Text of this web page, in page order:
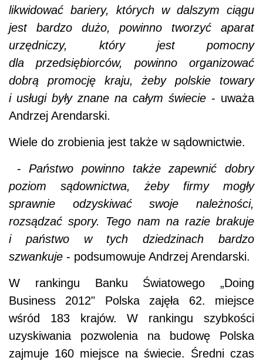
likwidować bariery, których w dalszym ciągu
jest bardzo dużo, powinno tworzyć aparat
urzędniczy, który jest pomocny
dla przedsiębiorców, powinno organizować
dobrą promocję kraju, żeby polskie towary
i usługi były znane na całym świecie - uważa
Andrzej Arendarski.
Wiele do zrobienia jest także w sądownictwie.
-Państwo powinno także zapewnić dobry
poziom sądownictwa, żeby firmy mogły
sprawnie odzyskiwać swoje należności,
rozsądzać spory. Tego nam na razie brakuje
i państwo w tych dziedzinach bardzo
szwankuje - podsumowuje Andrzej Arendarski.
W rankingu Banku Światowego „Doing
Business 2012" Polska zajęła 62. miejsce
wśród 183 krajów. W rankingu szybkości
uzyskiwania pozwolenia na budowę Polska
zajmuje 160 miejsce na świecie. Średni czas